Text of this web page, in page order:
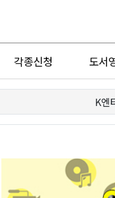
각종신청 도서
K엔